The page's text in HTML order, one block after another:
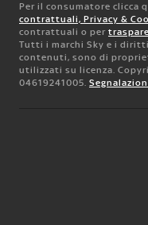
Per il consumatore clicca
contrattuali, Privacy &
contrattuali o per
Tutti i marchi Sky e i
contenuti, sono di
utilizzati su licenza.
04619241005.